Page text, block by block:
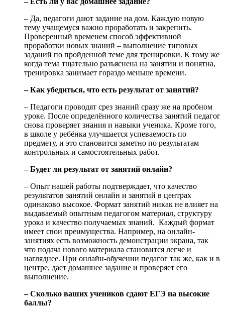
– Да, педагоги дают задание на дом. Каждую новую
тему учащемуся важно проработать и закрепить.
Проверенный временем способ эффективной
проработки новых знаний – выполнение типовых
заданий по пройденной теме для тренировки. К тому же
когда тема тщательно разъяснена на занятии и понятна,
тренировка занимает гораздо меньше времени.
– Как убедиться, что есть результат от занятий?
– Педагоги проводят срез знаний сразу же на пробном
уроке. После определённого количества занятий педагог
снова проверяет знания и навыки ученика. Кроме того,
в школе у ребёнка улучшается успеваемость по
предмету, и это становится заметно по результатам
контрольных и самостоятельных работ.
– Будет ли результат от занятий онлайн?
– Опыт нашей работы подтверждает, что качество
результатов занятий онлайн и занятий в центрах
одинаково высокое. Формат занятий никак не влияет на
выдаваемый опытным педагогом материал, структуру
урока и качество получаемых знаний. Каждый формат
имеет свои преимущества. Например, на онлайн-
занятиях есть возможность демонстрации экрана, так
что подача нового материала становится легче и
нагляднее. При онлайн-обучении педагог так же, как и в
центре, дает домашнее задание и проверяет его
выполнение.
– Сколько ваших учеников сдают ЕГЭ на высокие
баллы?